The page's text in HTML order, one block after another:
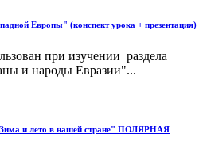
Европы" (конспект урока + презентация)
при изучении раздела
и народы Евразии"...
и лето в нашей стране" ПОЛЯРНАЯ